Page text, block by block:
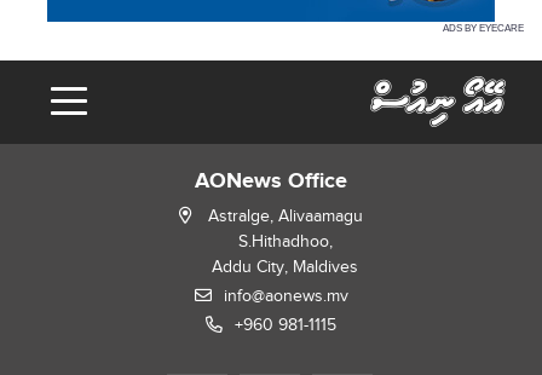
ADS BY EYECARE
AONews Office
Astralge, Alivaamagu
S.Hithadhoo,
Addu City, Maldives
info@aonews.mv
+960 981-1115